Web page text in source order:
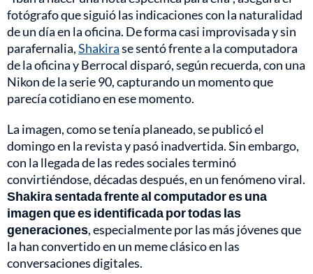
fotógrafo que siguió las indicaciones con la naturalidad
de un día en la oficina. De forma casi improvisada y sin
parafernalia,Shakirase sentó frente a la computadora
de la oficina y Berrocal disparó, según recuerda, con una
Nikon de la serie 90, capturando un momento que
parecía cotidiano en ese momento.
La imagen, como se tenía planeado, se publicó el
domingo en la revista y pasó inadvertida. Sin embargo,
con la llegada de las redes sociales terminó
convirtiéndose, décadas después, en un fenómeno viral.
Shakira sentada frente al computador es una
imagen que es identificada por todas las
generaciones, especialmente por las más jóvenes que
la han convertido en un meme clásico en las
conversaciones digitales.